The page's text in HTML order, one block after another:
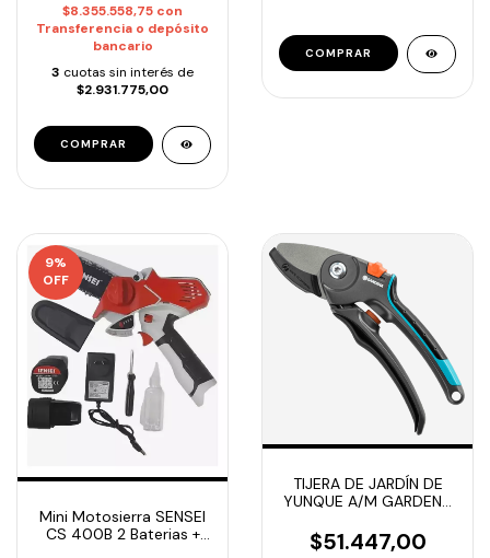
$8.355.558,75 con
Transferencia o depósito
bancario
3 cuotas sin interés de
$2.931.775,00
9%
OFF
Mini Motosierra SENSEI
CS 400B 2 Baterias +
TIJERA DE JARDÍN DE
YUNQUE A/M GARDENA
$51.447,00